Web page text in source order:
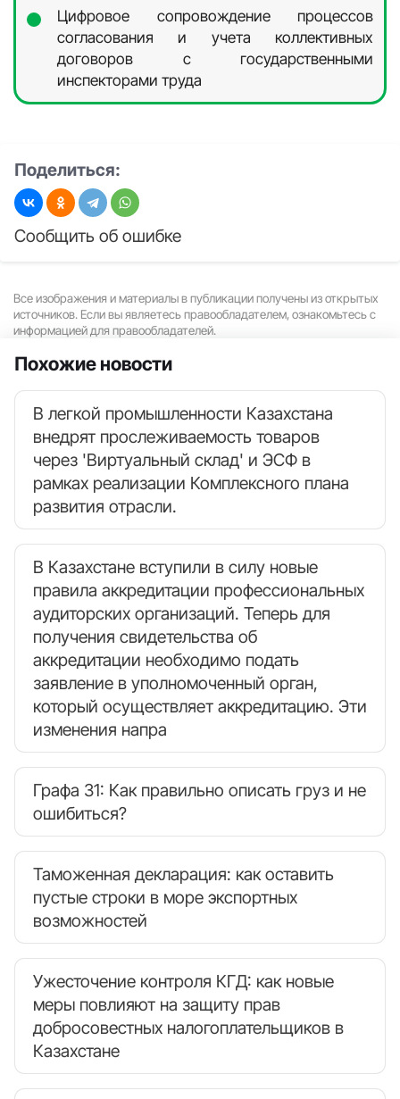
Цифровое сопровождение процессов
согласования и учета коллективных
договоров с государственными
инспекторами труда
Поделиться:
Сообщить об ошибке
Все изображения и материалы в публикации получены из открытых
источников. Если вы являетесь правообладателем, ознакомьтесь с
информацией для правообладателей.
Похожие новости
В легкой промышленности Казахстана
внедрят прослеживаемость товаров
через 'Виртуальный склад' и ЭСФ в
рамках реализации Комплексного плана
развития отрасли.
В Казахстане вступили в силу новые
правила аккредитации профессиональных
аудиторских организаций. Теперь для
получения свидетельства об
аккредитации необходимо подать
заявление в уполномоченный орган,
который осуществляет аккредитацию. Эти
изменения напра
Графа 31: Как правильно описать груз и не
ошибиться?
Таможенная декларация: как оставить
пустые строки в море экспортных
возможностей
Ужесточение контроля КГД: как новые
меры повлияют на защиту прав
добросовестных налогоплательщиков в
Казахстане